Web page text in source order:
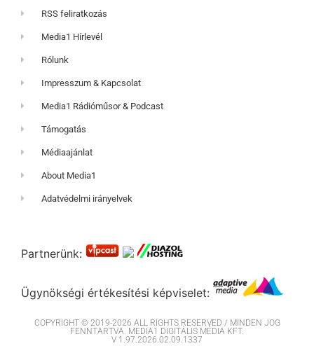
RSS feliratkozás
Media1 Hírlevél
Rólunk
Impresszum & Kapcsolat
Media1 Rádióműsor & Podcast
Támogatás
Médiaajánlat
About Media1
Adatvédelmi irányelvek
Partnerünk:
Ügynökségi értékesítési képviselet:
COPYRIGHT © 2019-2026 ALL RIGHTS RESERVED / MINDEN JOG
FENNTARTVA. MEDIA1 DIGITÁLIS MÉDIA KFT.
V 1.97.2026.02.09.1337